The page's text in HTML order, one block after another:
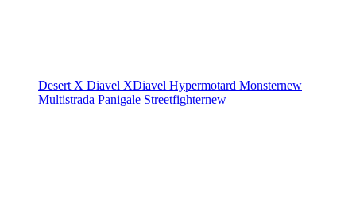
Desert X Diavel XDiavel Hypermotard Monsternew
Multistrada Panigale Streetfighternew